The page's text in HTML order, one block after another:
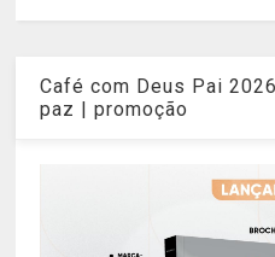
Café com Deus Pai
paz | promoção